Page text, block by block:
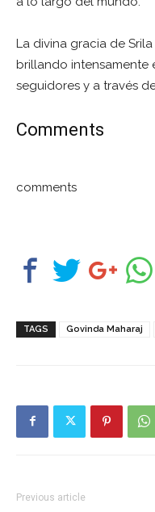
La divina gracia de
brillando intensamente
seguidores y a través
Comments
comments
TAGS Govinda Maharaj
Previous article